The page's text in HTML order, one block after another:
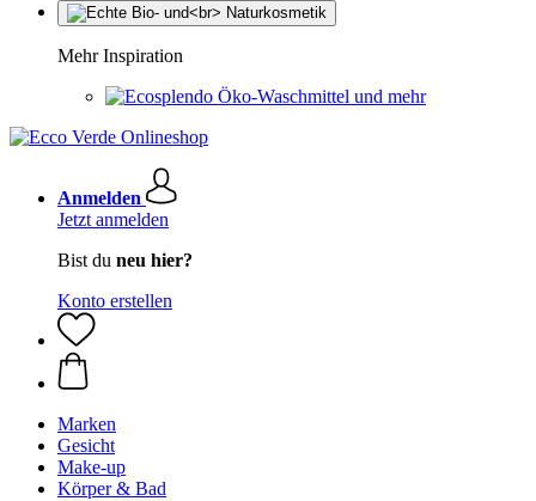
Mehr Inspiration
Öko-Waschmittel und mehr
Anmelden
Jetzt anmelden
Bist du neu hier?
Konto erstellen
Marken
Gesicht
Make-up
Körper & Bad